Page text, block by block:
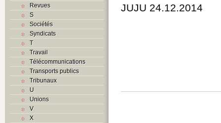
Revues
S
Sociétés
Syndicats
T
Travail
Télécommunications
Transports publics
Tribunaux
U
Unions
V
X
JUJU 24.12.2014